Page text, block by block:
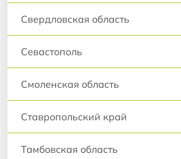
Свердловская область
Севастополь
Смоленская область
Ставропольский край
Тамбовская область